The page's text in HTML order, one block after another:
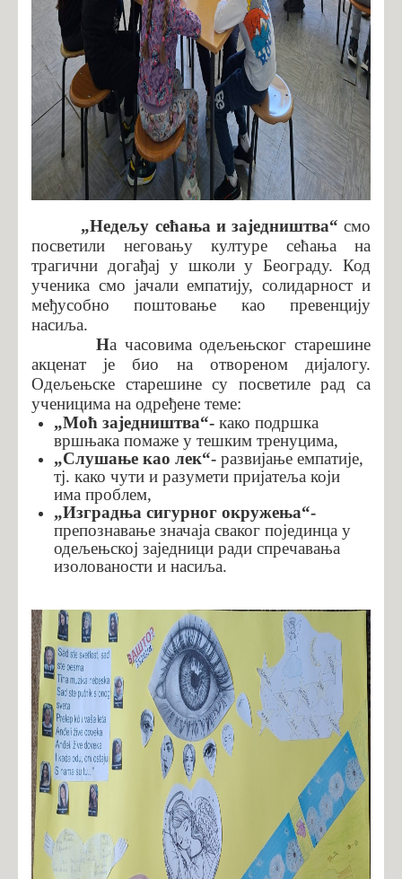
„Недељу сећања и заједништва“ смо
посветили неговањукултуре сећања на
трагични догађај у школи у Београду. Код
ученика смо јачали емпатију, солидарност и
међусобно поштовање као превенцију
насиља.
На часовима одељењског старешине
акценат је био на отвореном дијалогу.
Одељењске старешине су посветиле рад са
ученицима на одређене теме:
„Моћ заједништва“- како подршка
вршњака помаже у тешким тренуцима,
„Слушање као лек“- развијање емпатије,
тј. како чути и разумети пријатеља који
има проблем,
„Изградња сигурног окружења“-
препознавање значаја сваког појединца у
одељењској заједници ради спречавања
изолованости и насиља.